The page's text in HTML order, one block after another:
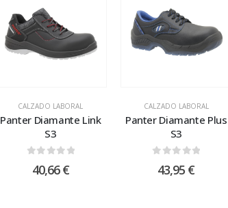
CALZADO LABORAL
Panter Diamante Link
S3
40,66€
CALZADO LABORAL
Panter Diamante Plus
S3
43,95 €